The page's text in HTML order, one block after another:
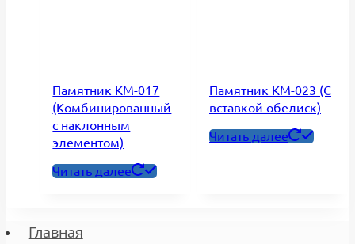
Памятник КМ-017
(Комбинированный
с наклонным
элементом)
Читать далее
Памятник КМ-023 (С
вставкой обелиск)
Читать далее
Главная